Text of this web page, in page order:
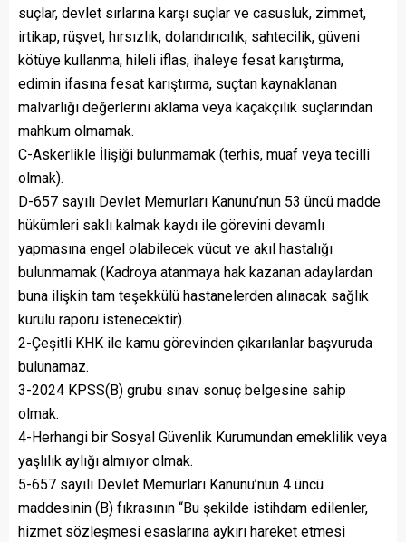
suçlar, devlet sırlarına karşı suçlar ve casusluk, zimmet,
irtikap, rüşvet, hırsızlık, dolandırıcılık, sahtecilik, güveni
kötüye kullanma, hileli iflas, ihaleye fesat karıştırma,
edimin ifasına fesat karıştırma, suçtan kaynaklanan
malvarlığı değerlerini aklama veya kaçakçılık suçlarından
mahkum olmamak.
C-Askerlikle İlişiği bulunmamak (terhis, muaf veya tecilli
olmak).
D-657 sayılı Devlet Memurları Kanunu’nun 53 üncü madde
hükümleri saklı kalmak kaydı ile görevini devamlı
yapmasına engel olabilecek vücut ve akıl hastalığı
bulunmamak (Kadroya atanmaya hak kazanan adaylardan
buna ilişkin tam teşekkülü hastanelerden alınacak sağlık
kurulu raporu istenecektir).
2-Çeşitli KHK ile kamu görevinden çıkarılanlar başvuruda
bulunamaz.
3-2024 KPSS(B) grubu sınav sonuç belgesine sahip
olmak.
4-Herhangi bir Sosyal Güvenlik Kurumundan emeklilik veya
yaşlılık aylığı almıyor olmak.
5-657 sayılı Devlet Memurları Kanunu’nun 4 üncü
maddesinin (B) fıkrasının “Bu şekilde istihdam edilenler,
hizmet sözleşmesi esaslarına aykırı hareket etmesi